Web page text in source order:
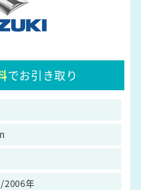
でお引き取り
2006年